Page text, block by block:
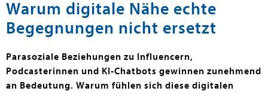
Warum digitale Nähe echte
Begegnungen nicht ersetzt
Parasoziale Beziehungen zu Influencern,
Podcasterinnen und KI-Chatbots gewinnen zunehmend
an Bedeutung. Warum fühlen sich diese digitalen